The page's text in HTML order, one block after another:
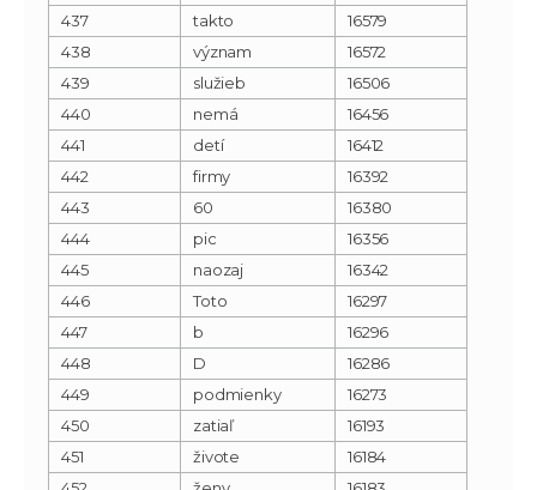
437 takto
16579
438
význam
16572
439
služieb
16506
440
nemá
16456
441
detí
16412
442
firmy
16392
443
60
16380
444
pic
16356
445
naozaj
16342
446
Toto
16297
447
b
16296
448
D
16286
449
podmienky
16273
450
zatiaľ
16193
451
živote
16184